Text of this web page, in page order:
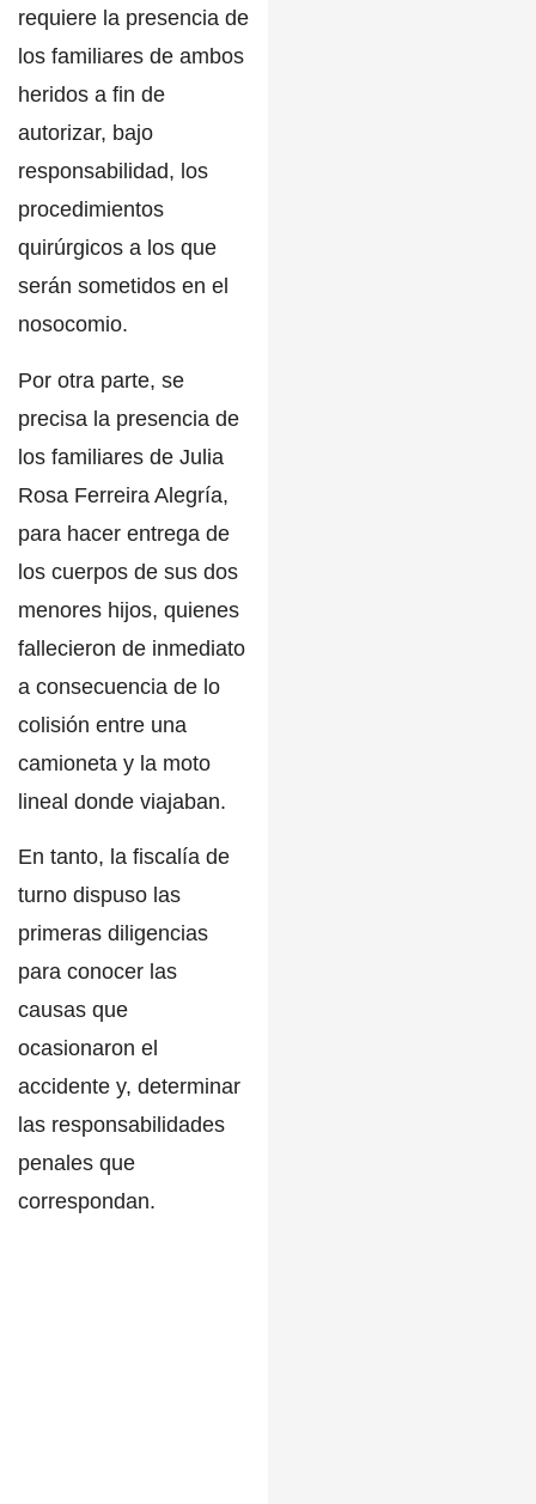
requiere la presencia de
los familiares de ambos
heridos a fin de
autorizar, bajo
responsabilidad, los
procedimientos
quirúrgicos a los que
serán sometidos en el
nosocomio.
Por otra parte, se
precisa la presencia de
los familiares de Julia
Rosa Ferreira Alegría,
para hacer entrega de
los cuerpos de sus dos
menores hijos, quienes
fallecieron de inmediato
a consecuencia de lo
colisión entre una
camioneta y la moto
lineal donde viajaban.
En tanto, la fiscalía de
turno dispuso las
primeras diligencias
para conocer las
causas que
ocasionaron el
accidente y, determinar
las responsabilidades
penales que
correspondan.